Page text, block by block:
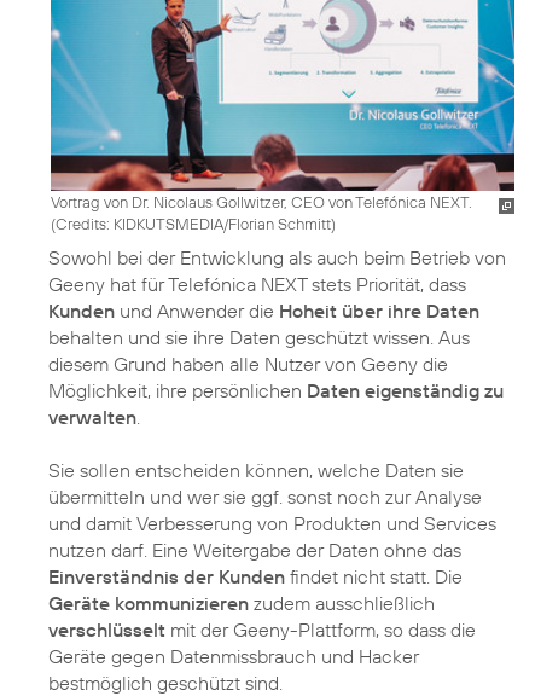
Vortrag von Dr. Nicolaus Gollwitzer, CEO von Telefónica NEXT.
(Credits: KIDKUTSMEDIA/Florian Schmitt)
Sowohl bei der Entwicklung als auch beim Betrieb von
Geeny hat für Telefónica NEXT stets Priorität, dass
Kunden und Anwender die Hoheit über ihre Daten
behalten und sie ihre Daten geschützt wissen. Aus
diesem Grund haben alle Nutzer von Geeny die
Möglichkeit, ihre persönlichen Daten eigenständig zu
verwalten
Sie sollen entscheiden können, welche Daten sie
übermitteln und wer sie ggf. sonst noch zur Analyse
und damit Verbesserung von Produkten und Services
nutzen darf. Eine Weitergabe der Daten ohne das
Einverständnis der Kunden findet nicht statt. Die
Geräte kommunizieren zudem ausschließlich
verschlüsselt mit der Geeny-Plattform, so dass die
Geräte gegen Datenmissbrauch und Hacker
bestmöglich geschützt sind.